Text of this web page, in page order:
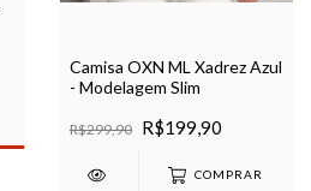
Camisa OXN ML Xadrez Azul
- Modelagem Slim
R$299,90 R$199,90
COMPRAR